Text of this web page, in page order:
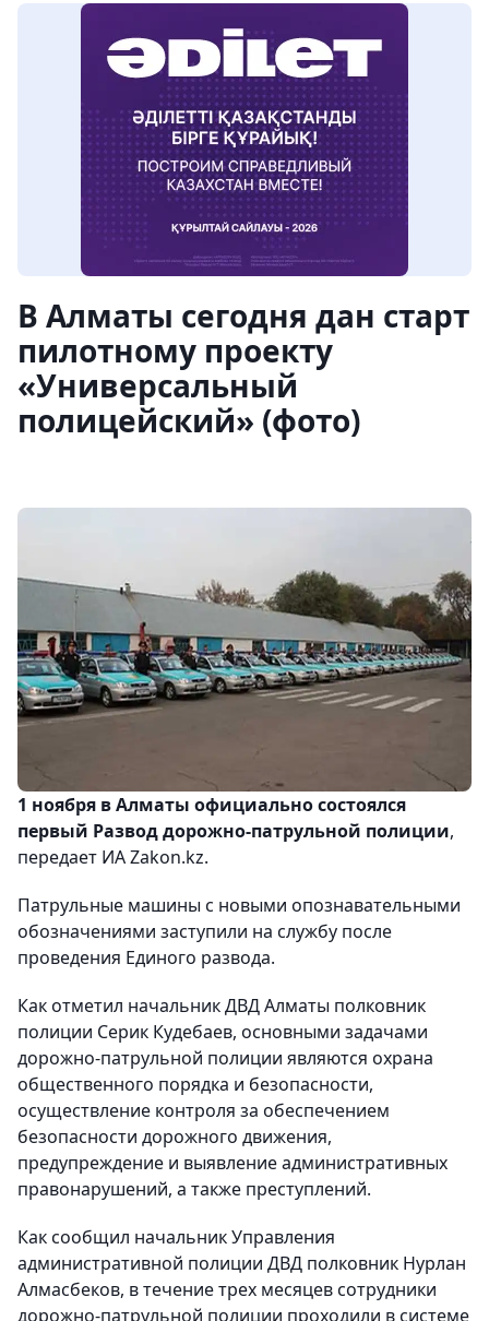
В Алматы сегодня дан старт
пилотному проекту
«Универсальный
полицейский» (фото)
1 ноября в Алматы официально состоялся
первый Развод дорожно-патрульной полиции,
передает ИА Zakon.kz.
Патрульные машины с новыми опознавательными
обозначениями заступили на службу после
проведения Единого развода.
Как отметил начальник ДВД Алматы полковник
полиции Серик Кудебаев, основными задачами
дорожно-патрульной полиции являются охрана
общественного порядка и безопасности,
осуществление контроля за обеспечением
безопасности дорожного движения,
предупреждение и выявление административных
правонарушений, а также преступлений.
Как сообщил начальник Управления
административной полиции ДВД полковник Нурлан
Алмасбеков, в течение трех месяцев сотрудники
дорожно-патрульной полиции проходили в системе